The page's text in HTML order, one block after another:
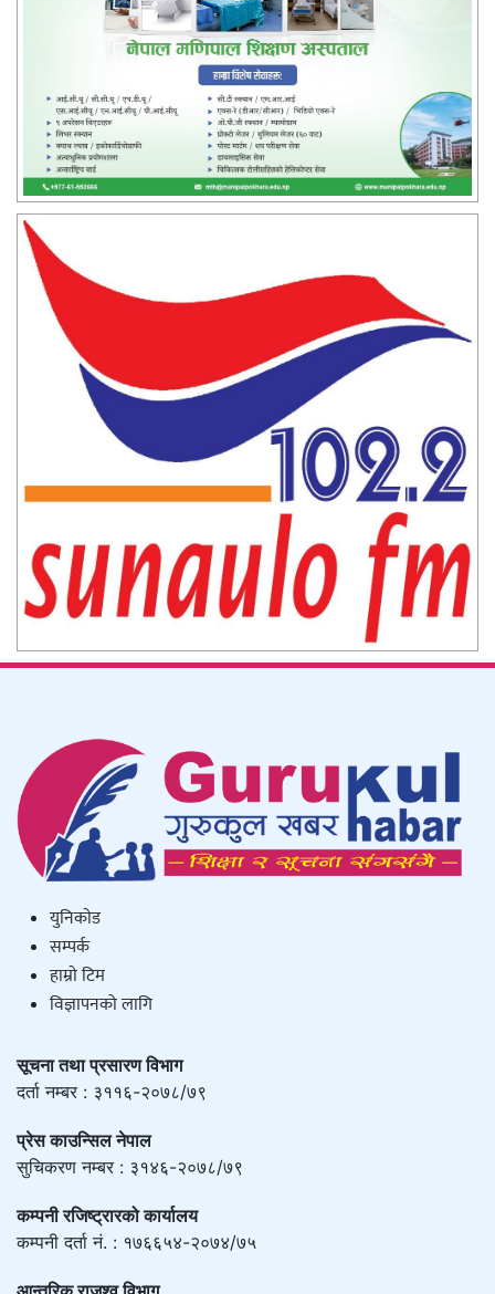
युनिकाेड
सम्पर्क
हाम्राे टिम
विज्ञापनको लागि
सूचना तथा प्रसारण विभाग
दर्ता नम्बर : ३११६-२०७८/७९
प्रेस काउन्सिल नेपाल
सुचिकरण नम्बर : ३१४६-२०७८/७९
कम्पनी रजिष्ट्रारको कार्यालय
कम्पनी दर्ता नं. : १७६६५४-२०७४/७५